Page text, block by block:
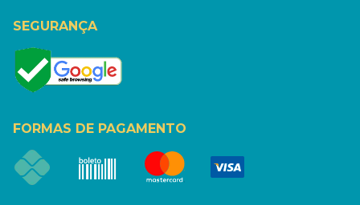
SEGURANÇA
FORMAS DE PAGAMENTO